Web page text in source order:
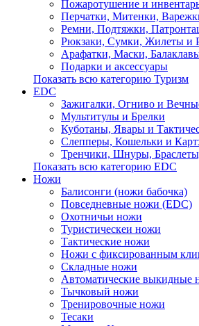
Пожаротушение и
Перчатки, Митенки,
Ремни, Подтяжки,
Рюкзаки, Сумки, Жилеты и
Арафатки, Маски,
Подарки и аксессуары
Показать всю категорию Туризм
EDC
Зажигалки, Огниво и
Мультитулы и Брелки
Куботаны, Явары и
Слепперы, Кошельки и
Тренчики, Шнуры,
Показать всю категорию EDC
Ножи
Балисонги (ножи бабочка)
Повседневные ножи (EDC)
Охотничьи ножи
Туристическеи ножи
Тактические ножи
Ножи с фиксированным
Складные ножи
Автоматические выкидные
Тычковый ножи
Тренировочные ножи
Тесаки